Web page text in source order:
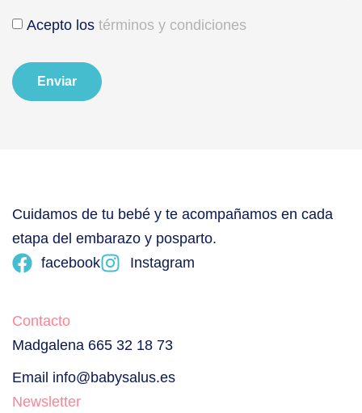
Acepto los términos y condiciones
Enviar
Cuidamos de tu bebé y te acompañamos en cada
etapa del embarazo y posparto.
facebook
Instagram
Contacto
Madgalena 665 32 18 73
Email info@babysalus.es
Newsletter